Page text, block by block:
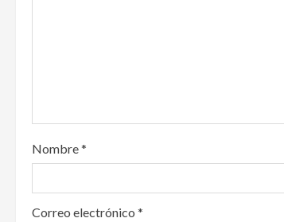
n
Nombre*
Correo electrónico *